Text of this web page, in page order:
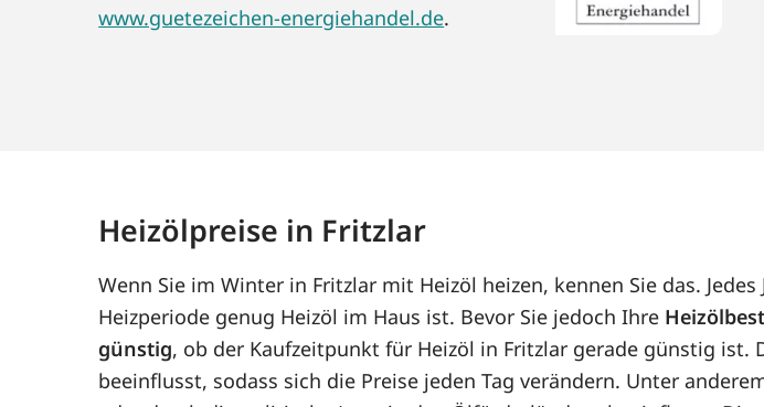
www.guetezeichen-energiehandel.de.
Heizölpreise in Fritzlar
Wenn Sie im Winter in Fritzlar mit Heizöl heizen, kennen Sie das.
Heizperiode genug Heizöl im Haus ist. Bevor Sie jedoch Ihre
günstig, ob der Kaufzeitpunkt für Heizöl in Fritzlar gerade günstig ist.
beeinflusst, sodass sich die Preise jeden Tag verändern. Unter